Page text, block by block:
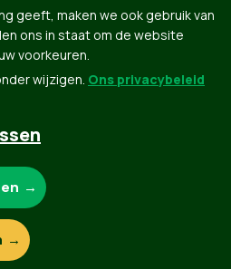
NationBuilder
Privacybeleid
geeft, maken we ook gebruik van
ons in staat om de website
voorkeuren.
wijzigen. Ons privacybeleid